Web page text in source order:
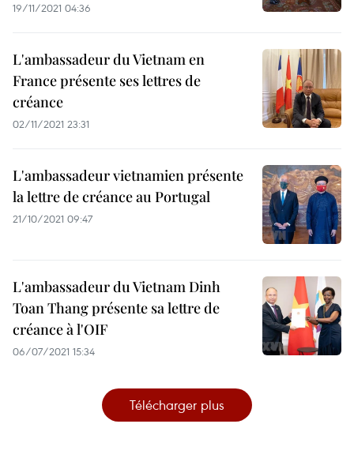
19/11/2021 04:36
L'ambassadeur du Vietnam en
France présente ses lettres de
créance
02/11/2021 23:31
L'ambassadeur vietnamien présente
la lettre de créance au Portugal
21/10/2021 09:47
L'ambassadeur du Vietnam Dinh
Toan Thang présente sa lettre de
créance à l'OIF
06/07/2021 15:34
Télécharger plus